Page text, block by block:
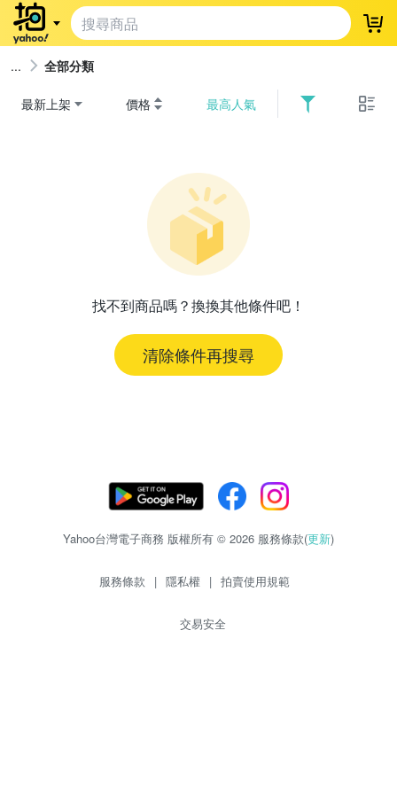
登
全部分類
最新上架 價格 最高人氣
找不到商品嗎？換換其他條件吧！
清除條件再搜尋
Yahoo台灣電子商務 版權所有 © 2026 服務條款(更新)
服務條款 | 隱私權 | 拍賣使用規範
交易安全